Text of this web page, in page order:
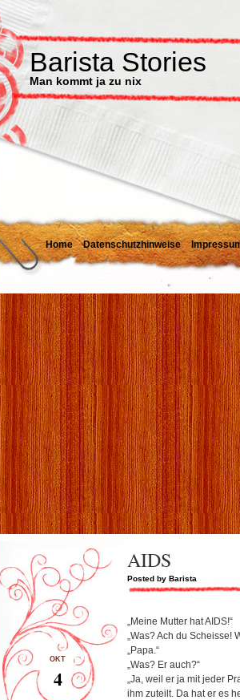
Barista Stories
Man kommt ja zu nix
Home Datenschutzhinweise
AIDS
Posted by Barista
OKT
4
„Meine Mutter hat AIDS!“
„Was? Ach du Scheisse!
„Papa.“
„Was? Er auch?“
„Ja, weil er ja mit jeder
ihm zuteilt. Da hat er es